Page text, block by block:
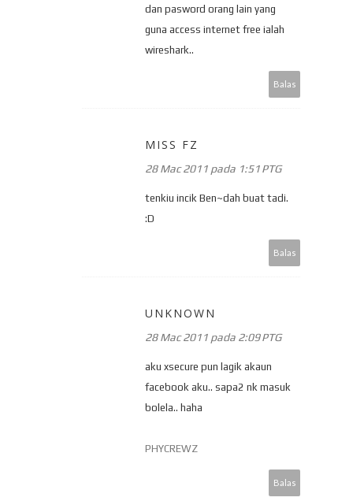
dan pasword orang lain yang
guna access internet free ialah
wireshark..
Balas
MISS FZ
28 Mac 2011 pada 1:51 PTG
tenkiu incik Ben~dah buat tadi.
:D
Balas
UNKNOWN
28 Mac 2011 pada 2:09 PTG
aku xsecure pun lagik akaun
facebook aku.. sapa2 nk masuk
bolela.. haha
PHYCREWZ
Balas